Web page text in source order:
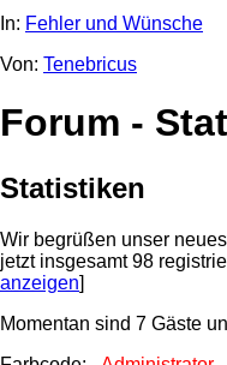
In: Fehler und Wünsche
Von: Tenebricus
Forum -
Statistiken
Wir begrüßen unser
jetzt insgesamt 98
anzeigen]
Momentan sind 7 Gäste